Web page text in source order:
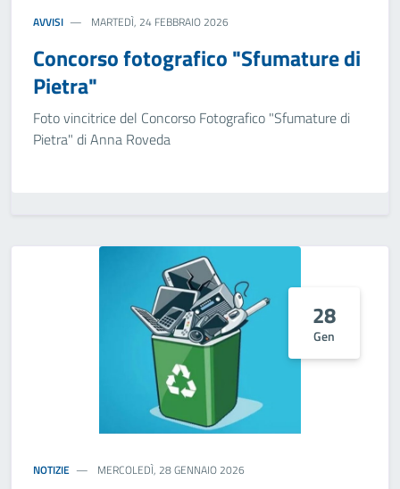
AVVISI MARTEDÌ, 24 FEBBRAIO 2026
Concorso fotografico "Sfumature di
Pietra"
Foto vincitrice del Concorso Fotografico "Sfumature di
Pietra" di Anna Roveda
28
Gen
NOTIZIE MERCOLEDÌ, 28 GENNAIO 2026